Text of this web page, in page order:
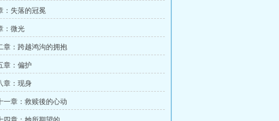
：失落的冠冕
：微光
章：跨越鸿沟的拥抱
章：偏护
章：现身
一章：救赎後的心动